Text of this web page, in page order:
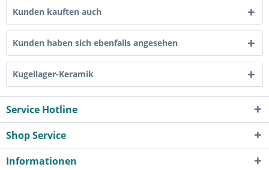
Kunden kauften auch
Kunden haben sich ebenfalls angesehen
Kugellager-Keramik
Service Hotline
Shop Service
Informationen